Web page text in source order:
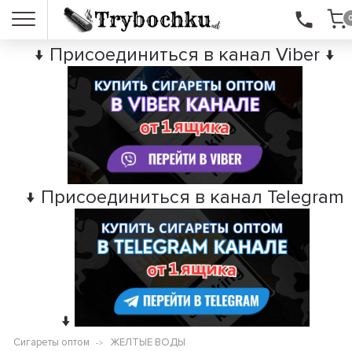
↓ Присоединиться в канал Viber ↓
↓ Присоединиться в канал Telegram
↓
Сигареты оптом
ЖЕЛТЫЕ ВОДЫ